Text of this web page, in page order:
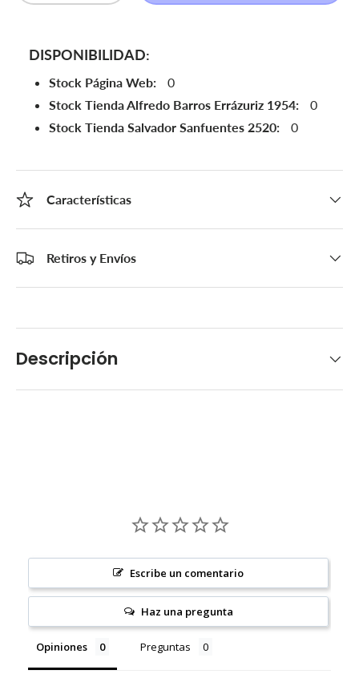
DISPONIBILIDAD:
Stock Página Web:
0
Stock Tienda Alfredo Barros Errázuriz 1954:
0
Stock Tienda Salvador Sanfuentes 2520:
0
Características
Retiros y Envíos
Descripción
Escribe un comentario
Haz una pregunta
Opiniones Preguntas